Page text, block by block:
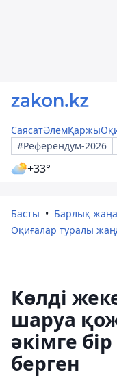
СаясатӘлемҚаржы
#Референдум-2026
+33°
Басты
Барлық
Оқиғалар туралы
Көлді
шаруа
әкімге
берген